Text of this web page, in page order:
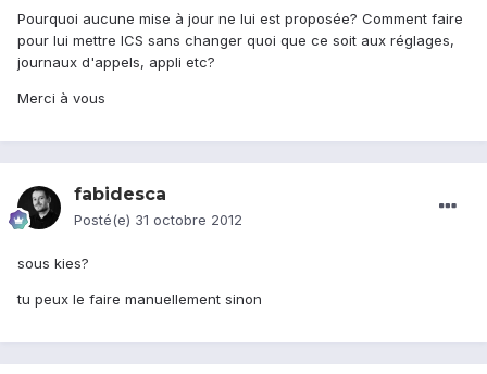
Pourquoi aucune mise à jour ne lui est proposée? Comment faire
pour lui mettre ICS sans changer quoi que ce soit aux réglages,
journaux d'appels, appli etc?
Merci à vous
fabidesca
Posté(e) 31 octobre 2012
sous kies?
tu peux le faire manuellement sinon